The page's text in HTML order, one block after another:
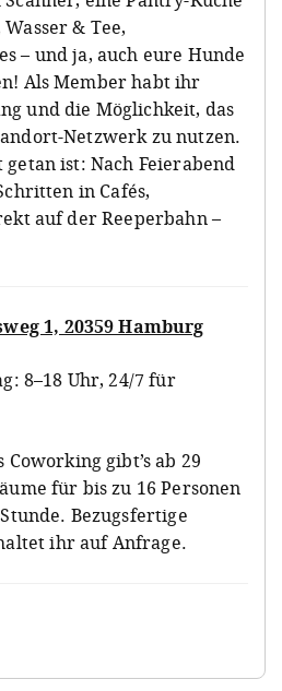
& Tee,
– und ja, auch eure Hunde
Als Member habt ihr
und die Möglichkeit, das
Netzwerk zu nutzen.
ist: Nach Feierabend
in Cafés,
auf der Reeperbahn –
1, 20359 Hamburg
8–18 Uhr, 24/7 für
Coworking gibt’s ab 29
für bis zu 16 Personen
Bezugsfertige
ihr auf Anfrage.